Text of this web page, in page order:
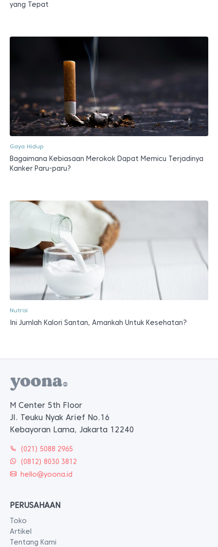
yang Tepat
Gaya Hidup
Bagaimana Kebiasaan Merokok Dapat Memicu Terjadinya
Kanker Paru-paru?
Nutrisi
Ini Jumlah Kalori Santan, Amankah Untuk Kesehatan?
M Center 5th Floor
Jl. Teuku Nyak Arief No.16
Kebayoran Lama, Jakarta 12240
(021) 5088 2965
(0812) 8030 3812
hello@yoona.id
PERUSAHAAN
Toko
Artikel
Tentang Kami